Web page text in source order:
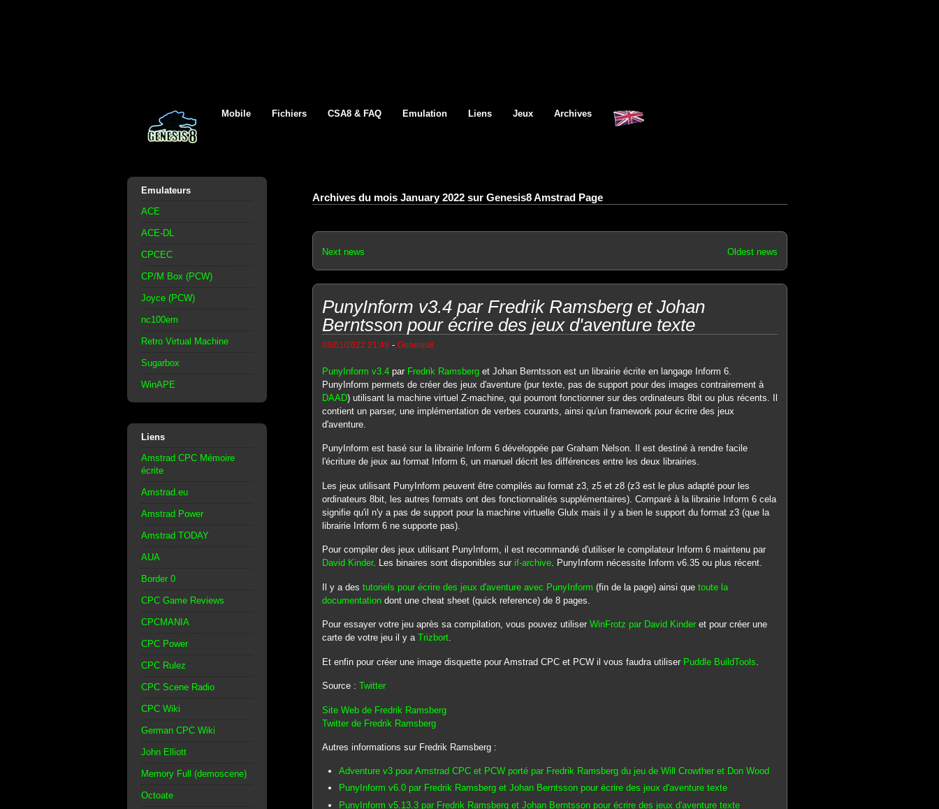
Mobile Fichiers CSA8 & FAQ Emulation Liens Jeux Archives
Emulateurs
ACE
ACE-DL
CPCEC
CP/M Box (PCW)
Joyce (PCW)
nc100em
Retro Virtual Machine
Sugarbox
WinAPE
Liens
Amstrad CPC Mémoire
écrite
Amstrad.eu
Amstrad Power
Amstrad TODAY
AUA
Border 0
CPC Game Reviews
CPCMANIA
CPC Power
CPC Rulez
CPC Scene Radio
CPC Wiki
German CPC Wiki
John Elliott
Memory Full (demoscene)
Octoate
Archives du mois January 2022 sur Genesis8 Amstrad Page
Next news Oldest news
PunyInform v3.4 par Fredrik Ramsberg et Johan
Berntsson pour écrire des jeux d'aventure texte
03/01/2022 21:49 - Genesis8
PunyInform v3.4par Fredrik Ramsberget Johan Berntsson est un librairie écrite en langage Inform 6.
PunyInform permets de créer des jeux d'aventure (pur texte, pas de support pour des images contrairement à
DAAD) utilisant la machine virtuel Z-machine, qui pourront fonctionner sur des ordinateurs 8bit ou plus récents. Il
contient un parser, une implémentation de verbes courants, ainsi qu'un framework pour écrire des jeux
d'aventure.
PunyInform est basé sur la librairie Inform 6 développée par Graham Nelson. Il est destiné à rendre facile
l'écriture de jeux au format Inform 6, un manuel décrit les différences entre les deux librairies.
Les jeux utilisant PunyInform peuvent être compilés au format z3, z5 et z8 (z3 est le plus adapté pour les
ordinateurs 8bit, les autres formats ont des fonctionnalités supplémentaires). Comparé à la librairie Inform 6 cela
signifie qu'il n'y a pas de support pour la machine virtuelle Glulx mais il y a bien le support du format z3 (que la
librairie Inform 6 ne supporte pas).
Pour compiler des jeux utilisant PunyInform, il est recommandé d'utiliser le compilateur Inform 6 maintenu par
David Kinder. Les binaires sont disponibles sur if-archive. PunyInform nécessite Inform v6.35 ou plus récent.
Il y a des tutoriels pour écrire des jeux d'aventure avec PunyInform (fin de la page) ainsi que toute la
documentationdont une cheat sheet (quick reference) de 8 pages.
Pour essayer votre jeu après sa compilation, vous pouvez utiliser WinFrotz par David Kinderet pour créer une
carte de votre jeu il y a Trizbort.
Et enfin pour créer une image disquette pour Amstrad CPC et PCW il vous faudra utiliser Puddle BuildTools
Source : Twitter
Site Web de Fredrik Ramsberg
Twitter de Fredrik Ramsberg
Autres informations sur Fredrik Ramsberg :
Adventure v3 pour Amstrad CPC et PCW porté par Fredrik Ramsberg du jeu de Will Crowther et Don Wood
PunyInform v6.0 par Fredrik Ramsberg et Johan Berntsson pour écrire des jeux d'aventure texte
PunyInform v5.13.3 par Fredrik Ramsberg et Johan Berntsson pour écrire des jeux d'aventure texte